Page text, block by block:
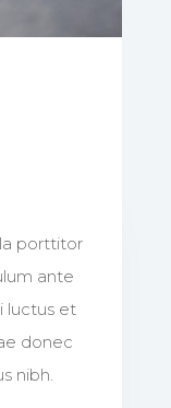
porttitor
ante
luctus et
donec
nibh.